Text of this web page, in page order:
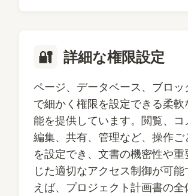
🔐 詳細な権限設定
ページ、データベース、ブロッ
で細かく権限を設定できる柔軟
能を提供しています。閲覧、コ
編集、共有、管理など、操作ご
を設定でき、文書の機密性や
じた適切なアクセス制御が可能
えば、プロジェクト計画書の全